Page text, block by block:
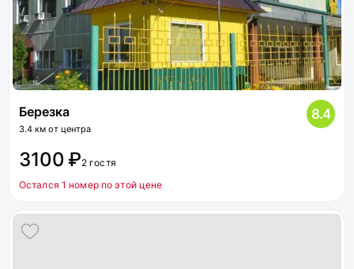
Березка
3.4 км от центра
8.4
3100 ₽2 гостя
Остался 1 номер по этой цене